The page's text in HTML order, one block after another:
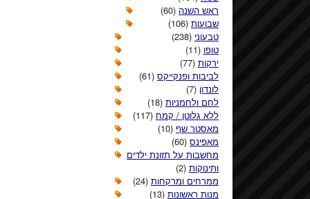
ראש השנה (60)
שבועות (106)
טבעוני (238)
טופו (11)
ירקות (77)
לביבות ופנקייקס (61)
לונדון (7)
לחם ולחמניות (18)
ללא גלוטן / קמח (117)
מאסטר שף (10)
מאפינס (60)
מחשבות על תזונת ילדים
ותינוקות (2)
ממרחים ומרקחות (24)
מנות ראשונות (13)